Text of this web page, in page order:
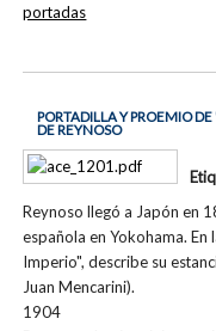
portadas
PORTADILLA Y PROEMIO
DE REYNOSO
Reynoso llegó a Japón en
española en Yokohama.
Imperio", describe su
Juan Mencarini).
1904